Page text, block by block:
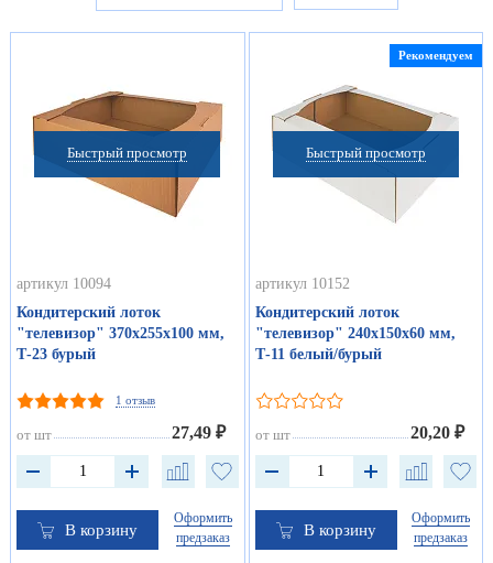
Быстрый просмотр
артикул 10094
Кондитерский лоток
"телевизор" 370х255х100 мм,
Т-23 бурый
1 отзыв
от шт 27,49 ₽
В корзину
Оформить
предзаказ
Быстрый просмотр
Рекомендуем
артикул 10152
Кондитерский лоток
"телевизор" 240х150х60 мм,
Т-11 белый/бурый
от шт 20,20 ₽
В корзину
Оформить
предзаказ